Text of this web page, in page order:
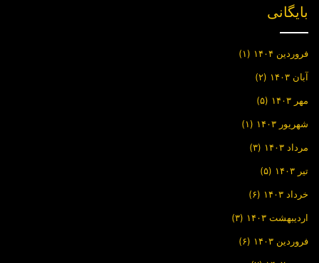
بایگانی
فروردین ۱۴۰۴ (۱)
آبان ۱۴۰۳ (۲)
مهر ۱۴۰۳ (۵)
شهریور ۱۴۰۳ (۱)
مرداد ۱۴۰۳ (۳)
تیر ۱۴۰۳ (۵)
خرداد ۱۴۰۳ (۶)
اردیبهشت ۱۴۰۳ (۳)
فروردین ۱۴۰۳ (۶)